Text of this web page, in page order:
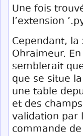
Une fois
l’extension
Cependant,
Ohraimeur.
semblerait
que se situe
une table
et des
validation par
commande